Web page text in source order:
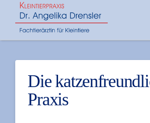
Die
Praxis